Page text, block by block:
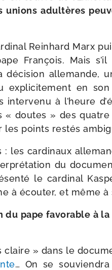
unions adul­tères
Reinhard Marx
François. Mais s’il
alle­mande,
expli­ci­te­ment en
à l’heure
« doutes » des
points res­tés
les car­di­naux
du
le car­di­nal
à écou­ter, et même à
pape favo­rable à
» dans le
… On se